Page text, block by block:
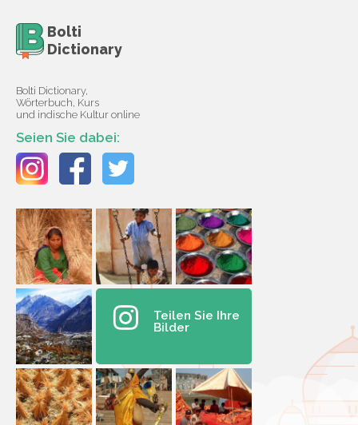
Bolti
Dictionary
Bolti Dictionary,
Wörterbuch, Kurs
und indische Kultur online
Seien Sie dabei:
Teilen Sie Ihre
Bilder